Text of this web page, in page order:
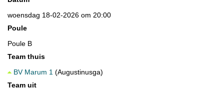
woensdag 18-02-2026 om 20:00
Poule
Poule B
Team thuis
BV Marum 1 (Augustinusga)
Team uit